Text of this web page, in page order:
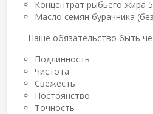
Концентрат рыбьего жира
Масло семян бурачника
— Наше обязательство быть
Подлинность
Чистота
Свежесть
Постоянство
Точность